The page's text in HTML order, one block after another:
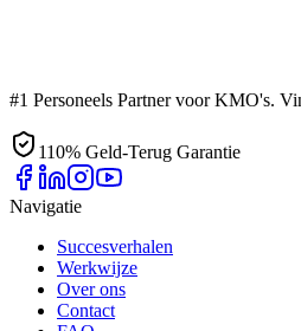
#1 Personeels Partner voor KMO's.
110% Geld-Terug Garantie
Navigatie
Succesverhalen
Werkwijze
Over ons
Contact